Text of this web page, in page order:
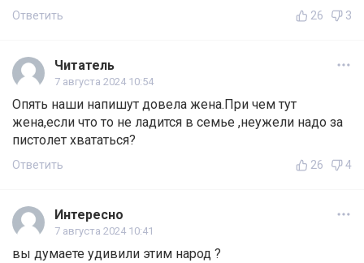
Ответить 26 3
Читатель
7 августа 2024 10:54
Опять наши напишут довела жена.При чем тут
жена,если что то не ладится в семье ,неужели надо за
пистолет хвататься?
Ответить 26 4
Интересно
7 августа 2024 10:41
вы думаете удивили этим народ ?